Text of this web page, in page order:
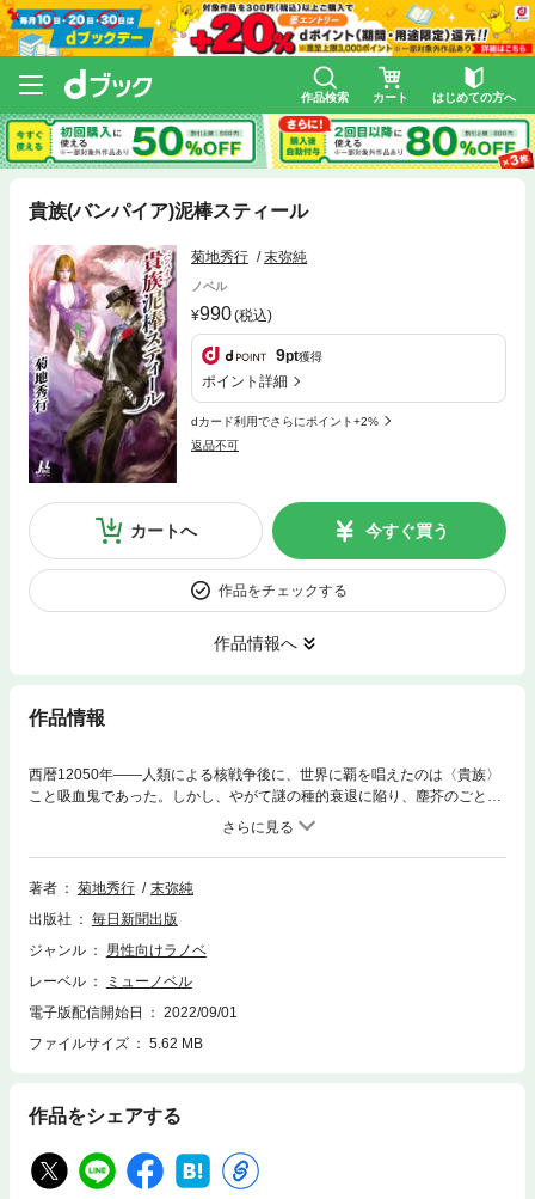
作品検索 カート はじめての方へ
貴族(バンパイア)泥棒スティール
菊地秀行 末弥純
ノベル
990(税込)
9pt獲得
ポイント詳細
dカード利用でさらにポイント+2%
返品不可
カートへ 今すぐ買う
作品をチェックする
作品情報へ
作品情報
西暦12050年——人類による核戦争後に、世界に覇を唱えたのは〈貴族〉
こと吸血鬼であった。しかし、やがて謎の種的衰退に陥り、塵芥のごとく
扱っていた〈人間〉たちの反抗を許すことになる。いわく〈貴族ハンタ
ー〉、いわく〈ハカアバキ〉、いわく〈串刺師〉——そして中でも貴族の
憎しみと怒りの対象となったのが、貴族には指一本触れず、その宝物を奪
い去る〈拝借屋〉であった。貴族の歴史上はじめて、"お尋ね者"になった
著者 菊地秀行
末弥純
出版社
毎日新聞出版
ジャンル
男性向けラノベ
レーベル
ミューノベル
電子版配信開始日
2022/09/01
ファイルサイズ
5.62 MB
作品をシェアする